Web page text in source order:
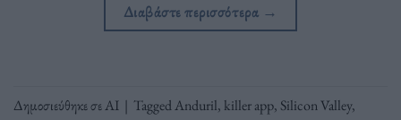
Διαβάστε περισσότερα →
Δημοσιεύθηκε σεΑΙ | TaggedAnduril, killer app, Silicon Valley,